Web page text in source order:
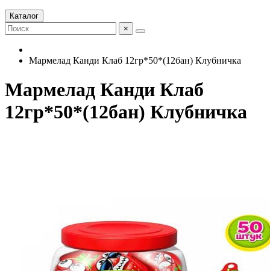
Каталог
×
Мармелад Канди Клаб 12гр*50*(12бан) Клубничка
Мармелад Канди Клаб
12гр*50*(12бан) Клубничка